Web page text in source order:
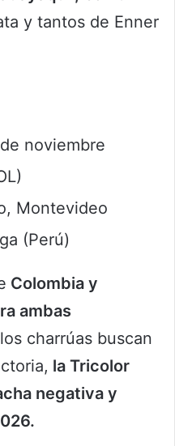
y tantos de Enner
noviembre
Montevideo
(Perú)
Colombia y
ambas
charrúas buscan
la Tricolor
negativa y